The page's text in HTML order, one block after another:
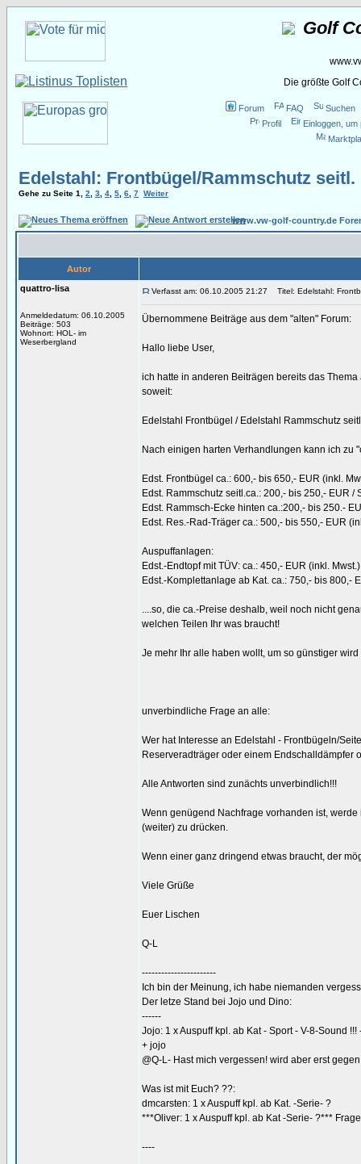
Golf
Die größte Golf
Forum FAQ
Suchen
Profil
Einloggen,
Edelstahl: Frontbügel/Rammschutz
Gehe zu Seite 1 2 3 4 5 6 7 Weiter
www.vw-golf-country.de
Autor
quattro-lisa
Anmeldedatum: 06.10.2005
Beiträge: 503
Wohnort: HOL- im
Weserbergland
Verfasst am: 06.10.2005 21:27 Titel: Edelstahl:
Übernommene Beiträge aus dem "alten" Forum:
Hallo liebe User,
ich hatte in anderen Beiträgen bereits das
soweit:
Edelstahl Frontbügel / Edelstahl Rammschutz
Nach einigen harten Verhandlungen kann ich zu
Edst. Frontbügel ca.: 600,- bis 650,- EUR (inkl.
Edst. Rammschutz seitl.ca.: 200,- bis 250,- EUR /
Edst. Rammsch-Ecke hinten ca.:200,- bis 250.-
Edst. Res.-Rad-Träger ca.: 500,- bis 550,- EUR
Auspuffanlagen:
Edst.-Endtopf mit TÜV: ca.: 450,- EUR (inkl. Mwst.)
Edst.-Komplettanlage ab Kat. ca.: 750,- bis 800,-
....so, die ca.-Preise deshalb, weil noch nicht
welchen Teilen Ihr was braucht!
Je mehr Ihr alle haben wollt, um so günstiger
unverbindliche Frage an alle:
Wer hat Interesse an Edelstahl - Frontbügeln/
Reserveradträger oder einem Endschalldämpfer
Alle Antworten sind zunächts unverbindlich!!!
Wenn genügend Nachfrage vorhanden ist,
(weiter) zu drücken.
Wenn einer ganz dringend etwas braucht, der
Viele Grüße
Euer Lischen
Q-L
-----------------------
Ich bin der Meinung, ich habe niemanden
Der letze Stand bei Jojo und Dino:
------
Jojo: 1 x Auspuff kpl. ab Kat - Sport - V-8-Sound
+ jojo
@Q-L- Hast mich vergessen! wird aber erst
Was ist mit Euch? ??:
dmcarsten: 1 x Auspuff kpl. ab Kat. -Serie- ?
***Oliver: 1 x Auspuff kpl. ab Kat -Serie- ?***
----